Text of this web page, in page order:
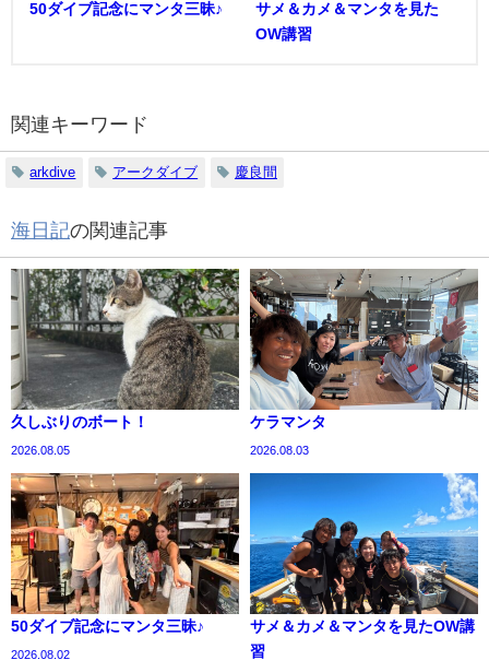
50ダイブ記念にマンタ三昧♪
サメ＆カメ＆マンタを見た
OW講習
関連キーワード
arkdive アークダイブ 慶良間
海日記の関連記事
久しぶりのボート！
2026.08.05
ケラマンタ
2026.08.03
50ダイブ記念にマンタ三昧♪
2026.08.02
サメ＆カメ＆マンタを見たOW講
習